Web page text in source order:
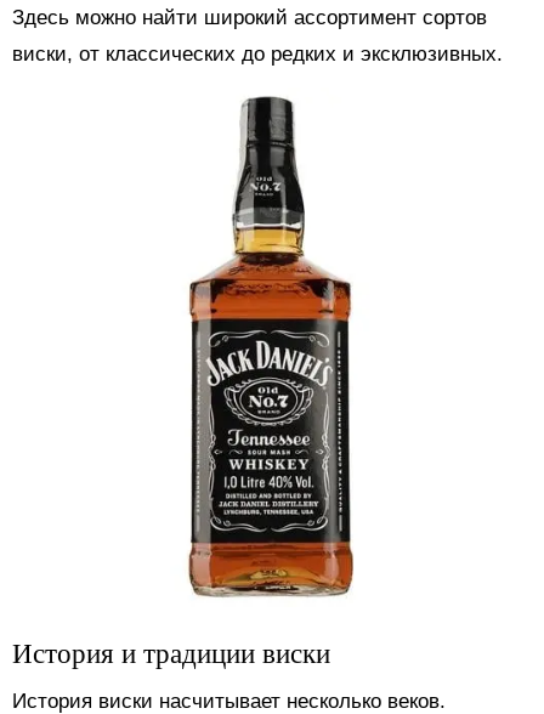
Здесь можно найти широкий ассортимент сортов
виски, от классических до редких и эксклюзивных.
История и традиции виски
История виски насчитывает несколько веков.